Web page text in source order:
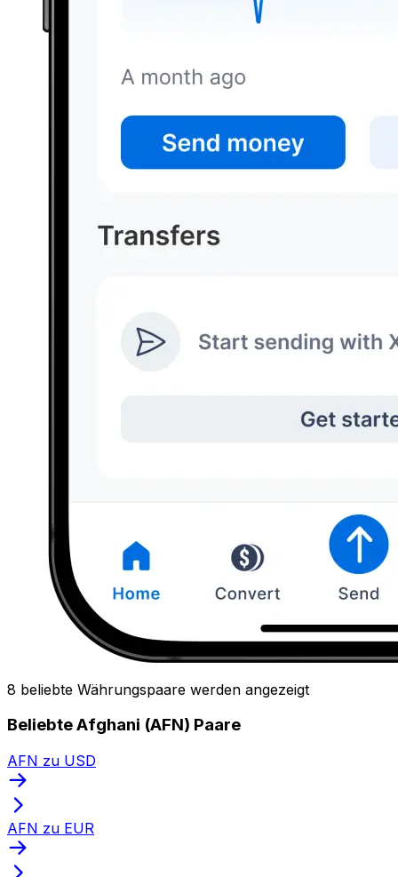
8 beliebte Währungspaare werden angezeigt
Beliebte Afghani (AFN) Paare
AFN zu USD
AFN zu EUR